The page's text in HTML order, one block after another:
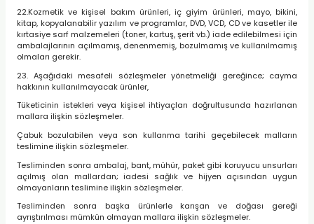
22.Kozmetik ve kişisel bakım ürünleri, iç giyim ürünleri, mayo, bikini,
kitap, kopyalanabilir yazılım ve programlar, DVD, VCD, CD ve kasetler ile
kırtasiye sarf malzemeleri (toner, kartuş, şerit vb.) iade edilebilmesi için
ambalajlarının açılmamış, denenmemiş, bozulmamış ve kullanılmamış
olmaları gerekir.
23. Aşağıdaki mesafeli sözleşmeler yönetmeliği gereğince; cayma
hakkının kullanılmayacak ürünler,
Tüketicinin istekleri veya kişisel ihtiyaçları doğrultusunda hazırlanan
mallara ilişkin sözleşmeler.
Çabuk bozulabilen veya son kullanma tarihi geçebilecek malların
teslimine ilişkin sözleşmeler.
Tesliminden sonra ambalaj, bant, mühür, paket gibi koruyucu unsurları
açılmış olan mallardan; iadesi sağlık ve hijyen açısından uygun
olmayanların teslimine ilişkin sözleşmeler.
Tesliminden sonra başka ürünlerle karışan ve doğası gereği
ayrıştırılması mümkün olmayan mallara ilişkin sözleşmeler.